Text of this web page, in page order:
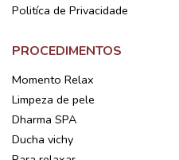
Politíca de Privacidade
PROCEDIMENTOS
Momento Relax
Limpeza de pele
Dharma SPA
Ducha vichy